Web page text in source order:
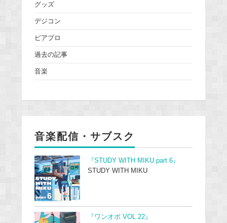
グッズ
デジコン
ピアプロ
過去の記事
音楽
音楽配信・サブスク
『STUDY WITH MIKU part 6』
STUDY WITH MIKU
『ワンオポ VOL.22』